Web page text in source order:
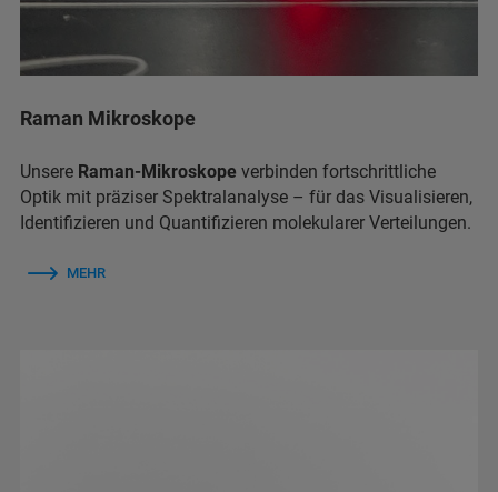
Raman Mikroskope
Unsere Raman-Mikroskope verbinden fortschrittliche
Optik mit präziser Spektralanalyse – für das Visualisieren,
Identifizieren und Quantifizieren molekularer Verteilungen.
MEHR